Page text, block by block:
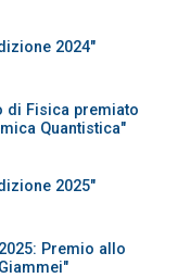
2024"
di Fisica premiato
Quantistica"
2025"
Premio allo